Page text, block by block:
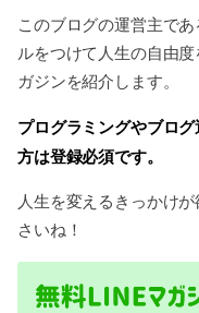
このブログの運営主で
ルをつけて人生の自由
ガジンを紹介します。
プログラミングやブロ
方は登録必須です。
人生を変えるきっかけ
さいね！